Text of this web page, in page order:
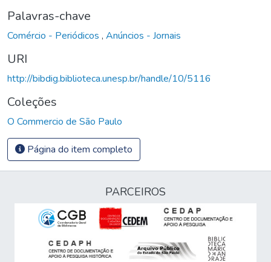
Palavras-chave
Comércio - Periódicos , Anúncios - Jornais
URI
http://bibdig.biblioteca.unesp.br/handle/10/5116
Coleções
O Commercio de São Paulo
Página do item completo
PARCEIROS